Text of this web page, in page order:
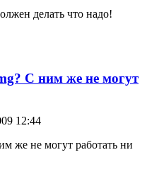
делать что надо!
С ним же не могут
12:44
же не могут работать ни